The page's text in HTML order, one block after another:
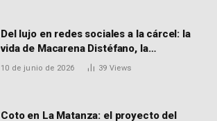
Del lujo en redes sociales a la cárcel: la
vida de Macarena Distéfano, la
influencer de San Martín acusada de
10 de junio de 2026 39 Views
Coto en La Matanza: el proyecto del